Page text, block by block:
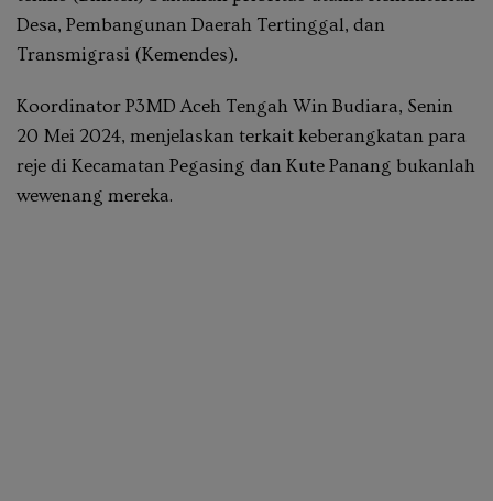
Desa, Pembangunan Daerah Tertinggal, dan
Transmigrasi (Kemendes).
Koordinator P3MD Aceh Tengah Win Budiara, Senin
20 Mei 2024, menjelaskan terkait keberangkatan para
reje di Kecamatan Pegasing dan Kute Panang bukanlah
wewenang mereka.